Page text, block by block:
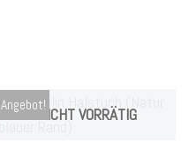
NICHT VORRÄTIG
Angebot!